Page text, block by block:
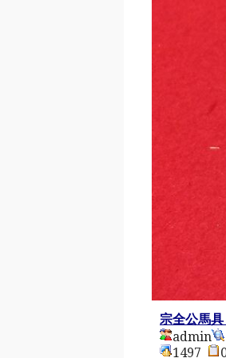
宗全公馬
admin
1497